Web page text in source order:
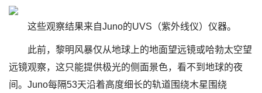
这些观察结果来自Juno的UVS（紫外线仪）仪器。
此前，黎明风暴仅从地球上的地面望远镜或哈勃太空望
远镜观察，这只能提供极光的侧面景色，看不到地球的夜
间。Juno每隔53天沿着高度细长的轨道围绕木星围绕